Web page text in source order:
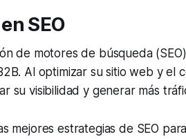
SEO
de motores de búsqueda
Al optimizar su sitio web y el
su visibilidad y generar más
mejores estrategias de SEO